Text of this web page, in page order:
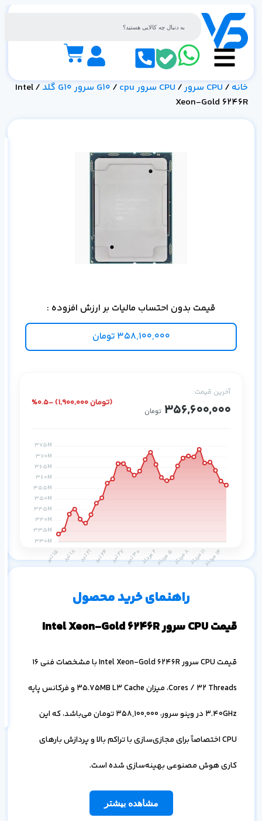
خانه / CPU سرور / CPU سرور G10 / cpu سرور G10 گلد
/ Intel
Xeon-Gold 6246R
قیمت بدون احتساب مالیات بر ارزش افزوده :
358,100,000 تومان
آخرین قیمت:
356,600,000 تومان
%0.5- (1,900,000 تومان)
راهنمای خرید محصول
قیمت CPU سرور Intel Xeon-Gold 6246R
قیمت CPU سرور Intel Xeon-Gold 6246R با مشخصات فنی 16
Cores / 32 Threads، میزان 35.75MB L3 Cache و فرکانس پایه
3.40GHz در وینو سرور،
358,100,000تومان می‌باشد، که این
CPU اختصاصاً برای مجازی‌سازی با تراکم بالا و پردازش بارهای
کاری هوش مصنوعی بهینه‌سازی شده است.
مشاهده بیشتر